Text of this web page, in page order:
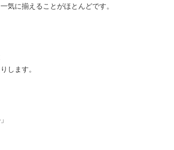
気に揃えることがほとんどです。
します。